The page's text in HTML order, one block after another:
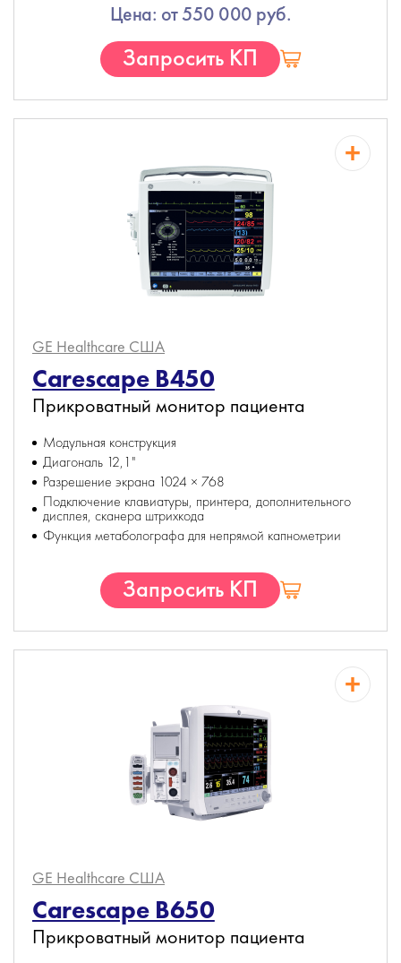
Цена: от 550 000 руб.
Запросить КП
GE Healthcare США
Carescape B450
Прикроватный монитор пациента
Модульная конструкция
Диагональ 12,1"
Разрешение экрана 1024 × 768
Подключение клавиатуры, принтера, дополнительного
дисплея, сканера штрихкода
Функция метаболографа для непрямой капнометрии
Запросить КП
GE Healthcare США
Carescape B650
Прикроватный монитор пациента